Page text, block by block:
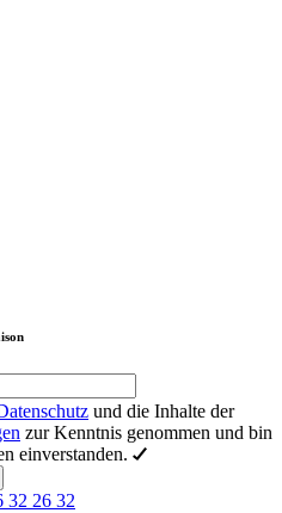
und die Inhalte der
zur Kenntnis genommen und bin
einverstanden.
32 26 32